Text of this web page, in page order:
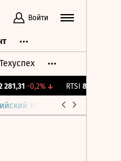
Войти
Техуспех
-0,2%↓ RTSI 874,64
парламент